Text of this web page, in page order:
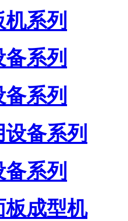
系列
系列
系列
备系列
系列
板成型机